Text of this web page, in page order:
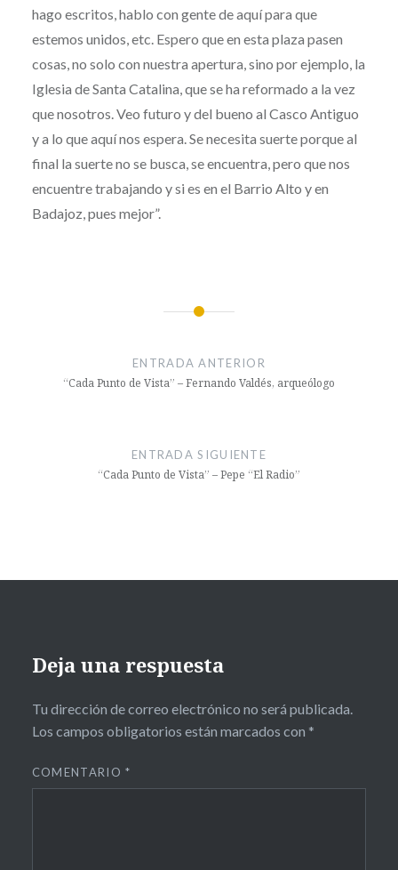
hago escritos, hablo con gente de aquí para que
estemos unidos, etc. Espero que en esta plaza pasen
cosas, no solo con nuestra apertura, sino por ejemplo, la
Iglesia de Santa Catalina, que se ha reformado a la vez
que nosotros. Veo futuro y del bueno al Casco Antiguo
y a lo que aquí nos espera. Se necesita suerte porque al
final la suerte no se busca, se encuentra, pero que nos
encuentre trabajando y si es en el Barrio Alto y en
Badajoz, pues mejor”.
entradas
ENTRADA ANTERIOR
“Cada Punto de Vista” – Fernando Valdés, arqueólogo
ENTRADA SIGUIENTE
“Cada Punto de Vista” – Pepe “El Radio”
Deja una respuesta
Tu dirección de correo electrónico no será publicada.
Los campos obligatorios están marcados con *
COMENTARIO*